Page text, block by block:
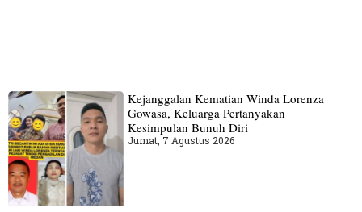
Kejanggalan Kematian Winda Lorenza
Gowasa, Keluarga Pertanyakan
Kesimpulan Bunuh Diri
Jumat, 7 Agustus 2026